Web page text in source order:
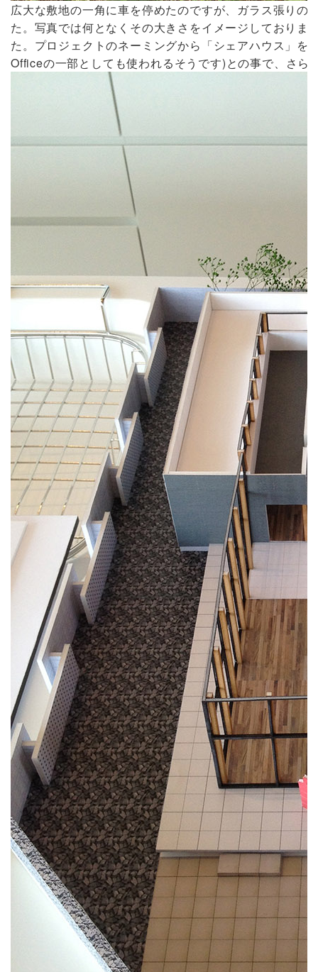
広大な敷地の一角に車を停めたのですが、ガラス張り
た。写真では何となくその大きさをイメージしており
た。プロジェクトのネーミングから「シェアハウス」
Officeの一部としても使われるそうです)との事で、さら